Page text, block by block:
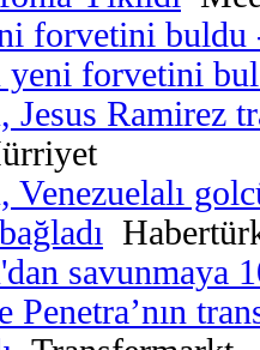
forvetini buldu
yeni forvetini
Jesus Ramirez
savunmaya
Penetra’nın